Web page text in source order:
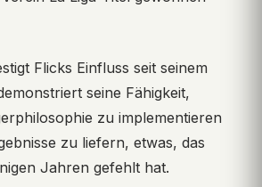
Flicks Einfluss seit seinem
seine Fähigkeit,
zu implementieren
zu liefern, etwas, das
Jahren gefehlt hat.